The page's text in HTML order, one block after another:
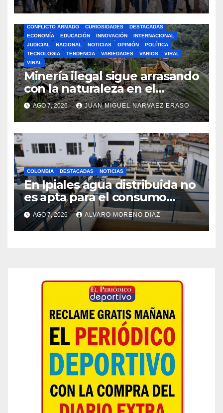
cumplo»
CONFLICTO ARMADO
CURIOSIDADES
DESTACADAS
ECONOMÍA
EDUCACIÓN INNOVACIÓN
INTERNACIONAL
JUDICIAL
NACIONAL NOTICIAS OPINIÓN
POLÍTICA
TECNOLOGIA
TENDENCIA VARIEDADES VARIOS
VIRAL
VIRAL
Minería ilegal sigue arrasando
con la naturaleza en el
departamento de Nariño
AGO 7, 2026 JUAN MIGUEL NARVAEZ ERASO
COLOMBIA DESTACADAS NOTICIAS
En Ipiales agua distribuida no
es apta para el consumo
humano
AGO 7, 2026 ALVARO MORENO DIAZ